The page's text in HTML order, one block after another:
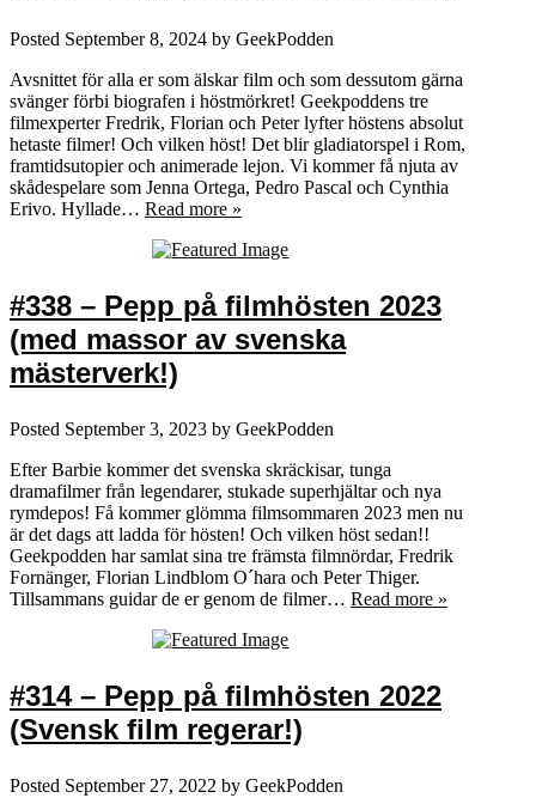
Posted September 8, 2024 by GeekPodden
Avsnittet för alla er som älskar film och som dessutom gärna
svänger förbi biografen i höstmörkret! Geekpoddens tre
filmexperter Fredrik, Florian och Peter lyfter höstens absolut
hetaste filmer! Och vilken höst! Det blir gladiatorspel i Rom,
framtidsutopier och animerade lejon. Vi kommer få njuta av
skådespelare som Jenna Ortega, Pedro Pascal och Cynthia
Erivo. Hyllade… Read more »
#338 – Pepp på filmhösten 2023
(med massor av svenska
mästerverk!)
Posted September 3, 2023 by GeekPodden
Efter Barbie kommer det svenska skräckisar, tunga
dramafilmer från legendarer, stukade superhjältar och nya
rymdepos! Få kommer glömma filmsommaren 2023 men nu
är det dags att ladda för hösten! Och vilken höst sedan!!
Geekpodden har samlat sina tre främsta filmnördar, Fredrik
Fornänger, Florian Lindblom O´hara och Peter Thiger.
Tillsammans guidar de er genom de filmer… Read more »
#314 – Pepp på filmhösten 2022
(Svensk film regerar!)
Posted September 27, 2022 by GeekPodden